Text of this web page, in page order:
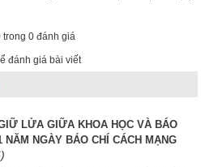
trong 0 đánh giá
đánh giá bài viết
LỬA GIỮA KHOA HỌC VÀ BÁO
NĂM NGÀY BÁO CHÍ CÁCH MẠNG